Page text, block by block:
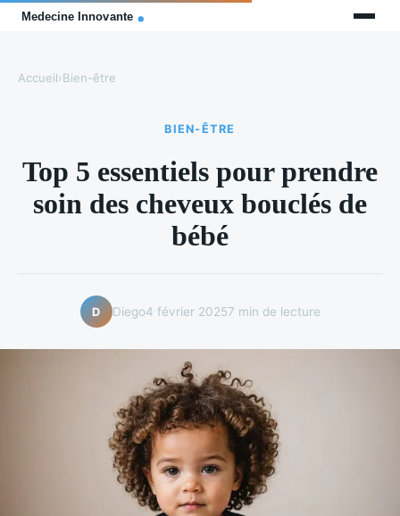
Accueil›Bien-être
BIEN-ÊTRE
Top 5 essentiels pour prendre
soin des cheveux bouclés de
bébé
D Diego4 février 20257 min de lecture